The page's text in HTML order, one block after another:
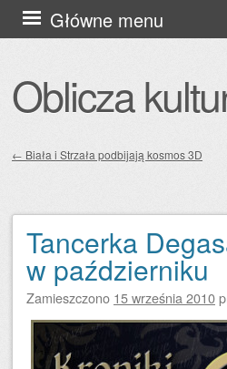
Oblicza
Główne menu
Przejdź
do
← Biała i Strzała podbijają kosmos 3D
Tancerka
w październiku
Zamieszczono 15 września 2010